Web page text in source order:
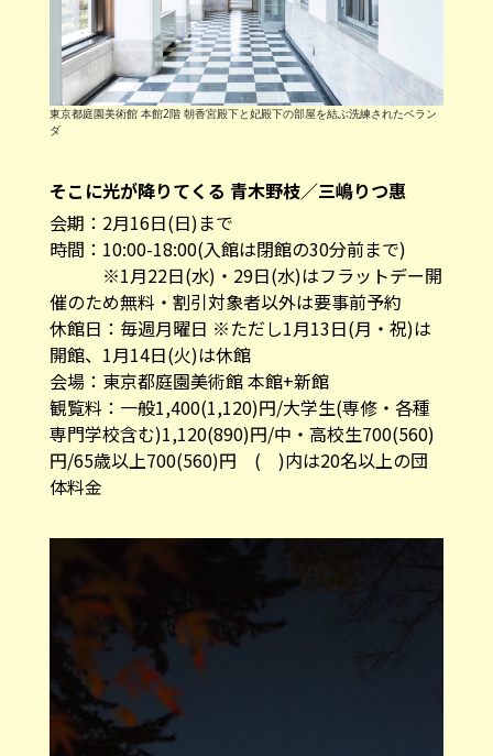
東京都庭園美術館 本館2階 朝香宮殿下と妃殿下の部屋を結ぶ洗練されたベラン
ダ
そこに光が降りてくる 青木野枝／三嶋りつ惠
会期：2月16日(日)まで
時間：10:00-18:00(入館は閉館の30分前まで)
※1月22日(水)・29日(水)はフラットデー開
催のため無料・割引対象者以外は要事前予約
休館日：毎週月曜日 ※ただし1月13日(月・祝)は
開館、1月14日(火)は休館
会場：東京都庭園美術館 本館+新館
観覧料：一般1,400(1,120)円/大学生(専修・各種
専門学校含む)1,120(890)円/中・高校生700(560)
円/65歳以上700(560)円 ( )内は20名以上の団
体料金